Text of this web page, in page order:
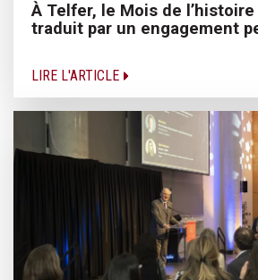
À Telfer, le Mois de
traduit par un engagement
LIRE L'ARTICLE